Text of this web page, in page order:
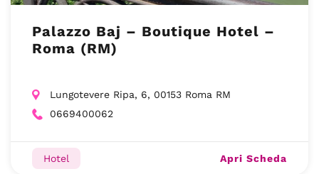
Palazzo Baj – Boutique Hotel –
Roma (RM)
Lungotevere Ripa, 6, 00153 Roma RM
0669400062
Hotel Apri Scheda